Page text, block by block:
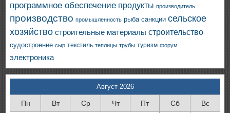
программное обеспечение продукты производитель
производство промышленность рыба санкции сельское
хозяйство строительные материалы строительство
судостроение сыр текстиль теплицы трубы туризм форум
электроника
Август 2026
Пн Вт Ср Чт Пт Сб Вс